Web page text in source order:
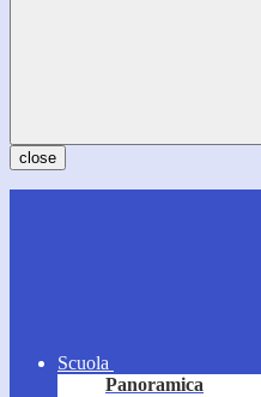
close
Scuola
Panoramica